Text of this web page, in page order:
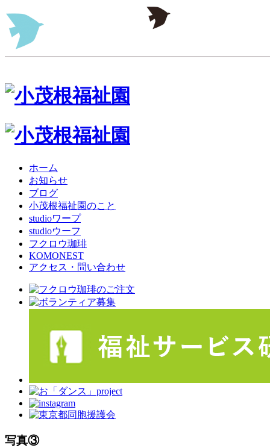
ホーム
お知らせ
ブログ
小茂根福祉園のこと
studioワープ
studioウーフ
フクロウ珈琲
KOMONEST
アクセス・問い合わせ
写真③